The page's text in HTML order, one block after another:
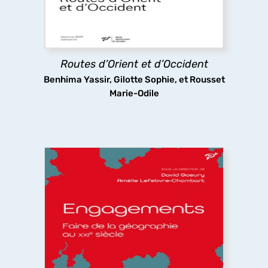
Routes d’Orient et d’Occident
Benhima Yassir, Gilotte Sophie, et Rousset
Marie-Odile
que les infrastructures routières qu’ils
découvrir
Engagements. Faire de la géographie au
XXIe siècle
Que signifie s’engager à faire de la géographie
dans un monde incertain dominé par les chocs
politiques, économiques et environnementaux ?